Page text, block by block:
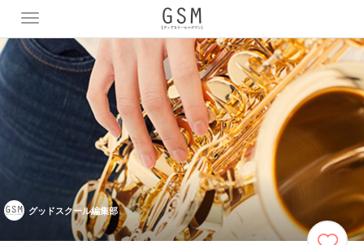
T
o
g
t
グッドスクール編集部